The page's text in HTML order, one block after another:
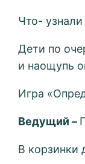
Что-
Дети по
и наощупь
Игра
Ведущий –
В корзинки